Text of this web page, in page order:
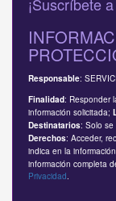
Responsable:
Finalidad: Responder
información solicitada;
Destinatarios: Solo se
Derechos: Acceder,
indica en la
información completa
Privacidad